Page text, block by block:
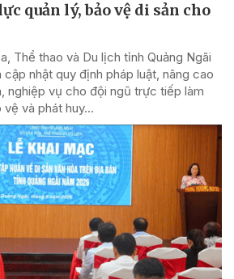
quản lý, bảo vệ di sản cho
Thể thao và Du lịch tỉnh Quảng Ngãi
nhật quy định pháp luật, nâng cao
nghiệp vụ cho đội ngũ trực tiếp làm
và phát huy...